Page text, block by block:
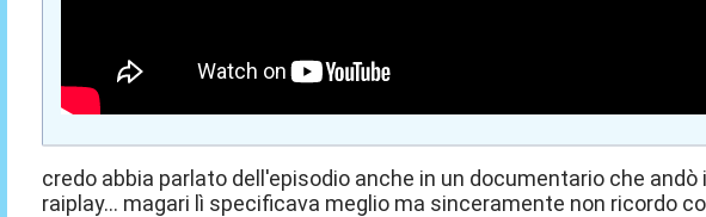
credo abbia parlato dell'episodio anche in un documentario che andò
raiplay... magari lì specificava meglio ma sinceramente non ricordo